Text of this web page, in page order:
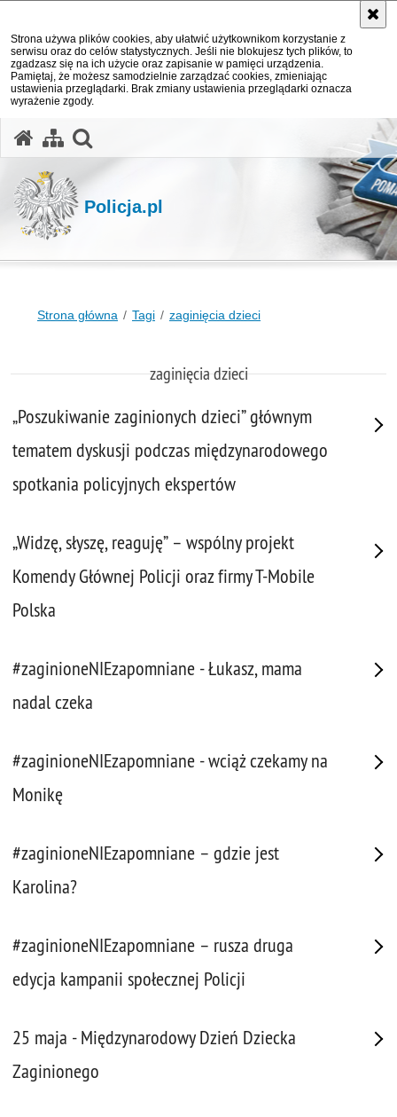
Strona używa plików cookies, aby ułatwić użytkownikom korzystanie z
serwisu oraz do celów statystycznych. Jeśli nie blokujesz tych plików, to
zgadzasz się na ich użycie oraz zapisanie w pamięci urządzenia.
Pamiętaj, że możesz samodzielnie zarządzać cookies, zmieniając
ustawienia przeglądarki. Brak zmiany ustawienia przeglądarki oznacza
wyrażenie zgody.
Policja.pl
Strona główna Tagi zaginięcia dzieci
zaginięcia dzieci
„Poszukiwanie zaginionych dzieci” głównym
tematem dyskusji podczas międzynarodowego
spotkania policyjnych ekspertów
„Widzę, słyszę, reaguję” – wspólny projekt
Komendy Głównej Policji oraz firmy T-Mobile
Polska
#zaginioneNIEzapomniane - Łukasz, mama
nadal czeka
#zaginioneNIEzapomniane - wciąż czekamy na
Monikę
#zaginioneNIEzapomniane – gdzie jest
Karolina?
#zaginioneNIEzapomniane – rusza druga
edycja kampanii społecznej Policji
25 maja - Międzynarodowy Dzień Dziecka
Zaginionego